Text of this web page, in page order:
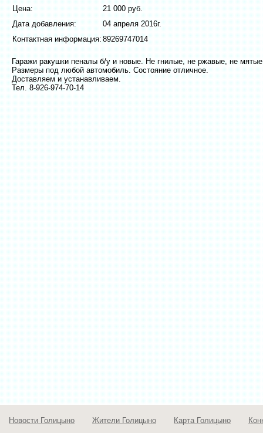
Цена:
21 000 руб.
Дата добавления:
04 апреля 2016г.
Контактная информация:89269747014
Гаражи ракушки пеналы б/у и новые. Не гнилые, не ржавые, не
Размеры под любой автомобиль. Состояние отличное.
Доставляем и устанавливаем.
Тел. 8-926-974-70-14
Новости Голицыно Жители Голицыно Карта Голицыно